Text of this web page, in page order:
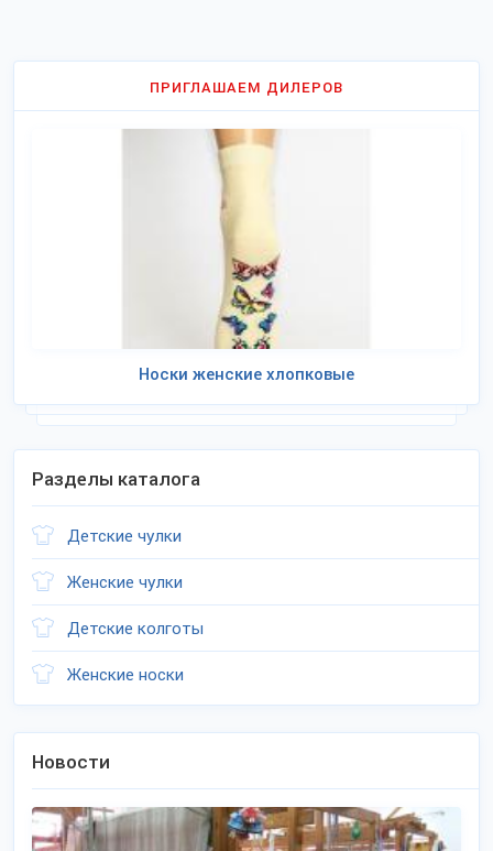
ПРИГЛАШАЕМ ДИЛЕРОВ
Носки женские хлопковые
Разделы каталога
Детские чулки
Женские чулки
Детские колготы
Женские носки
Новости